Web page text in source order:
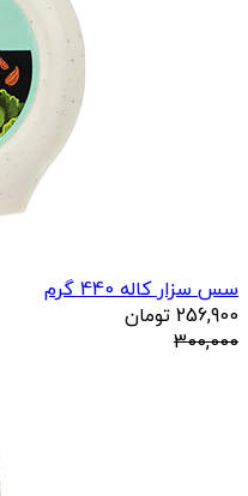
سس سزار کاله 440 گرم
256,900 تومان
300,000